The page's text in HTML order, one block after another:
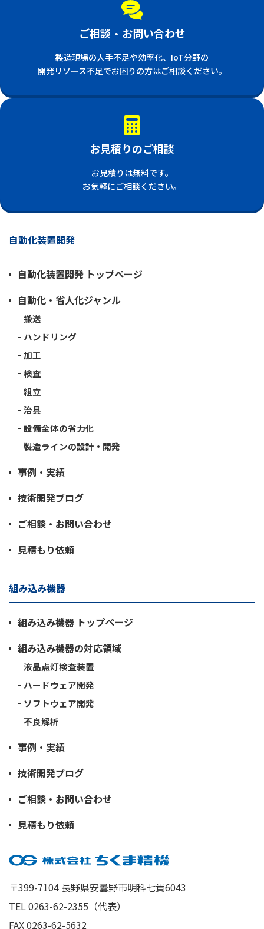
ご相談・お問い合わせ
製造現場の人手不足や効率化、IoT分野の
開発リソース不足でお困りの方はご相談ください。
お見積りのご相談
お見積りは無料です。
お気軽にご相談ください。
自動化装置開発
自動化装置開発 トップページ
自動化・省人化ジャンル
搬送
ハンドリング
加工
検査
組立
治具
設備全体の省力化
製造ラインの設計・開発
事例・実績
技術開発ブログ
ご相談・お問い合わせ
見積もり依頼
組み込み機器
組み込み機器 トップページ
組み込み機器の対応領域
液晶点灯検査装置
ハードウェア開発
ソフトウェア開発
不良解析
事例・実績
技術開発ブログ
ご相談・お問い合わせ
見積もり依頼
〒399-7104 長野県安曇野市明科七貴6043
TEL 0263-62-2355（代表）
FAX 0263-62-5632